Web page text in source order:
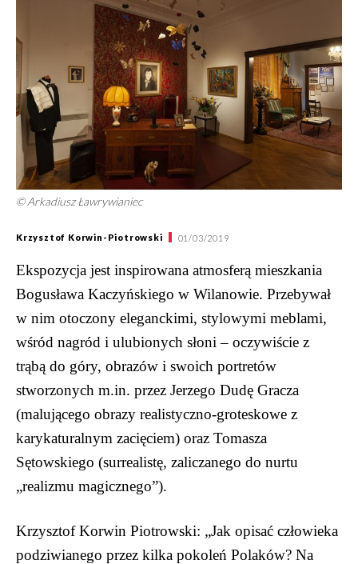
© Arkadiusz Ławrywianiec
Krzysztof Korwin-Piotrowski 01/03/2019
Ekspozycja jest inspirowana atmosferą mieszkania
Bogusława Kaczyńskiego w Wilanowie. Przebywał
w nim otoczony eleganckimi, stylowymi meblami,
wśród nagród i ulubionych słoni – oczywiście z
trąbą do góry, obrazów i swoich portretów
stworzonych m.in. przez Jerzego Dudę Gracza
(malującego obrazy realistyczno-groteskowe z
karykaturalnym zacięciem) oraz Tomasza
Sętowskiego (surrealistę, zaliczanego do nurtu
„realizmu magicznego”).
Krzysztof Korwin Piotrowski: „Jak opisać człowieka
podziwianego przez kilka pokoleń Polaków? Na